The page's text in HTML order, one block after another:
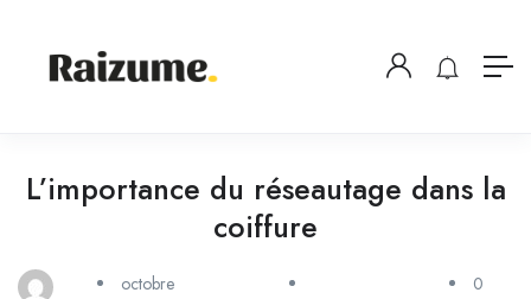
L’importance du réseautage dans la
coiffure
octobre
0